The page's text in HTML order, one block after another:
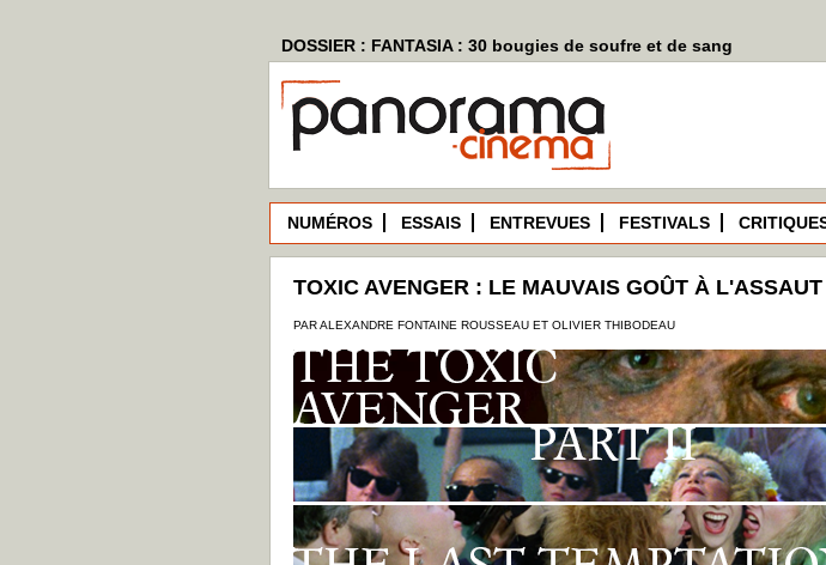
DOSSIER : FANTASIA : 30 bougies de soufre et de sang
NUMÉROS ESSAIS ENTREVUES FESTIVALS
TOXIC AVENGER : LE MAUVAIS GOÛT À
PAR ALEXANDRE FONTAINE ROUSSEAU ET OLIVIER THIBODEAU